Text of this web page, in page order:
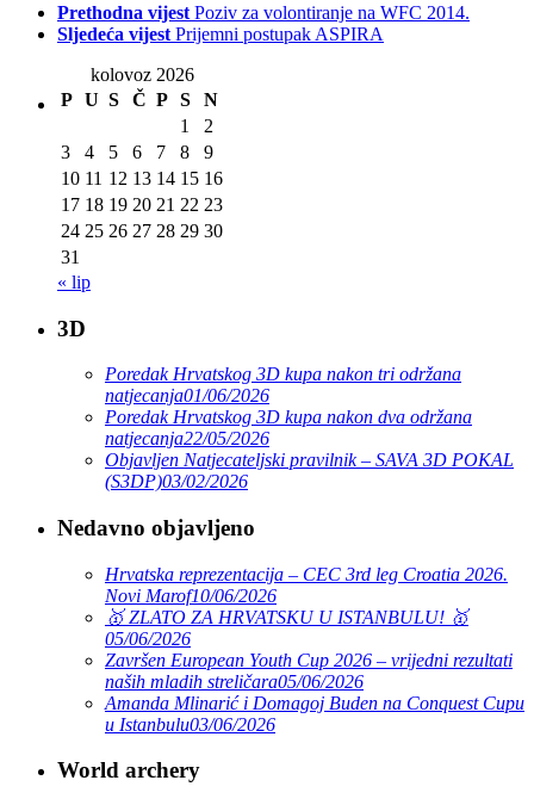
Prethodna vijest Poziv za volontiranje na WFC 2014.
Sljedeća vijest Prijemni postupak ASPIRA
kolovoz 2026
P U S Č P S
N
1
2
3
4 5 6 7 8
9
10 11 12 13 14 15 16
17 18 19 20 21 22 23
24 25 26 27 28 29 30
31
« lip
3D
Poredak Hrvatskog 3D kupa nakon tri održana
natjecanja01/06/2026
Poredak Hrvatskog 3D kupa nakon dva održana
natjecanja22/05/2026
Objavljen Natjecateljski pravilnik – SAVA 3D POKAL
(S3DP)03/02/2026
Nedavno objavljeno
Hrvatska reprezentacija – CEC 3rd leg Croatia 2026.
Novi Marof10/06/2026
🥇 ZLATO ZA HRVATSKU U ISTANBULU! 🥇
05/06/2026
Završen European Youth Cup 2026 – vrijedni rezultati
naših mladih streličara05/06/2026
Amanda Mlinarić i Domagoj Buden na Conquest Cupu
u Istanbulu03/06/2026
World archery